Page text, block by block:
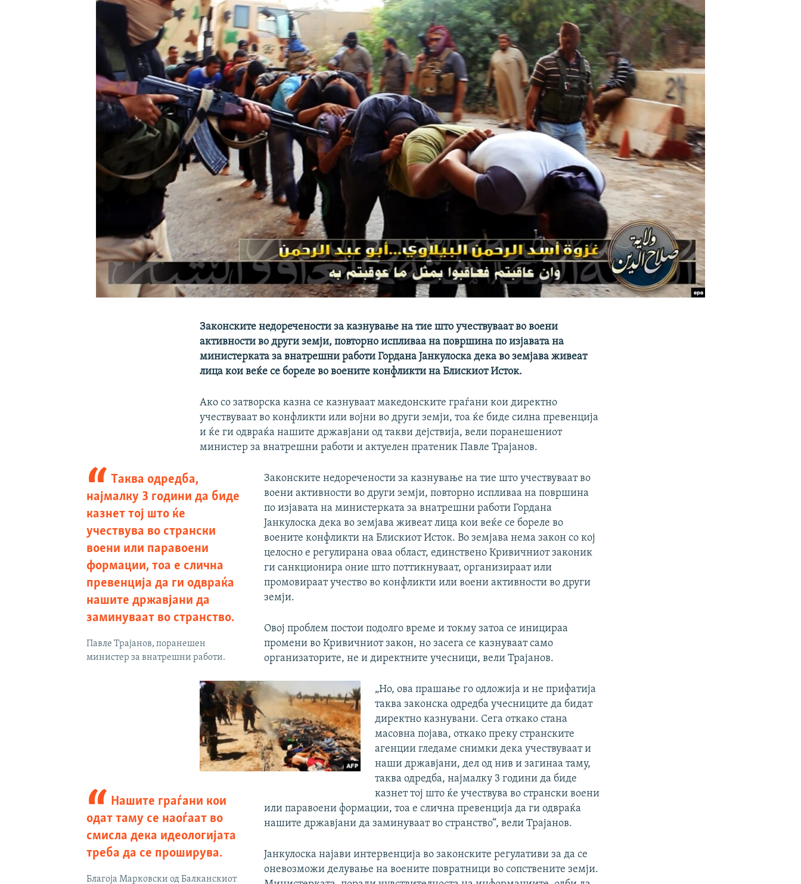
Законските недоречености за казнување на тие што учествуваат во воени
активности во други земји, повторно испливаа на површина по изјавата на
министерката за внатрешни работи Гордана Јанкулоска дека во земјава живеат
лица кои веќе се бореле во воените конфликти на Блискиот Исток.
Ако со затворска казна се казнуваат македонските граѓани кои директно
учествуваат во конфликти или војни во други земји, тоа ќе биде силна превенција
и ќе ги одвраќа нашите државјани од такви дејствија, вели поранешениот
министер за внатрешни работи и актуелен пратеник Павле Трајанов.
Tаква одредба,
најмалку 3 години да биде
казнет тој што ќе
учествува во странски
воени или паравоени
формации, тоа е слична
превенција да ги одвраќа
нашите државјани да
заминуваат во странство.
Павле Трајанов, поранешен
министер за внатрешни работи.
Законските недоречености за казнување на тие што учествуваат во
воени активности во други земји, повторно испливаа на површина
по изјавата на министерката за внатрешни работи Гордана
Јанкулоска дека во земјава живеат лица кои веќе се бореле во
воените конфликти на Блискиот Исток. Во земјава нема закон со кој
целосно е регулирана оваа област, единствено Кривичниот законик
ги санкционира оние што поттикнуваат, организираат или
промовираат учество во конфликти или воени активности во други
земји.
Нашите граѓани кои
одат таму се наоѓаат во
смисла дека идеологијата
треба да се проширува.
Благоја Марковски од Балканскиот
Овој проблем постои подолго време и токму затоа се иницираа
промени во Кривичниот закон, но засега се казнуваат само
организаторите, не и директните учесници, вели Трајанов.
„Но, ова прашање го одложија и не прифатија
таква законска одредба учесниците да бидат
директно казнувани. Сега откако стана
масовна појава, откако преку странските
агенции гледаме снимки дека учествуваат и
наши државјани, дел од нив и загинаа таму,
таква одредба, најмалку 3 години да биде
казнет тој што ќе учествува во странски воени
или паравоени формации, тоа е слична превенција да ги одвраќа
нашите државјани да заминуваат во странство“, вели Трајанов.
Јанкулоска најави интервенција во законските регулативи за да се
оневозможи делување на воените повратници во сопствените земји.